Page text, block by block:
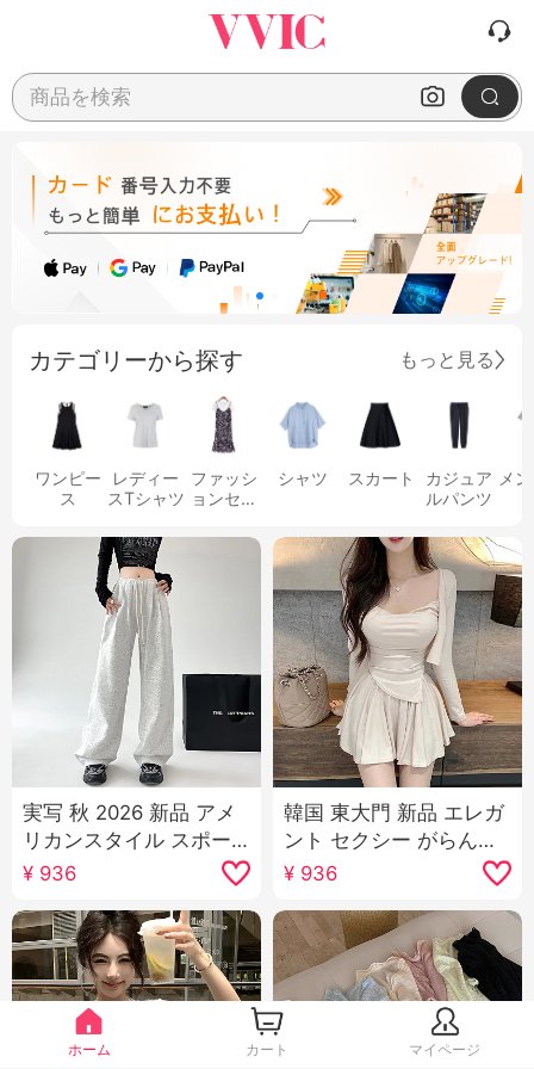
商品を検索
カテゴリーから探す もっと見る
ワンピー
ス
レディー
スTシャツ
ファッシ
ョンセッ
シャツ スカート
カジュア
ルパンツ
メ
実写 秋 2026 新品 アメ
リカンスタイル スポー
ツパンツ 女性 ハイウエ
スト ワイド 脚 カジュア
ル ガード ズボン ダンス
ジャズダンス ズボン 子
供
¥ 936
韓国 東大門 新品 エレガ
ント セクシー がらんと
する 襟 キャミソール シ
スカート スリーピース
セットアップ 女性用
¥ 936
ホーム カート マイページ